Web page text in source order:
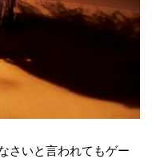
さいと言われてもゲー